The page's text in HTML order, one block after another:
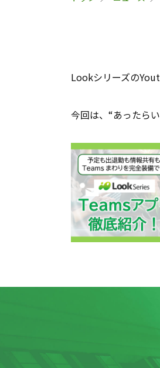
Lookシリーズの
今回は、“あったら